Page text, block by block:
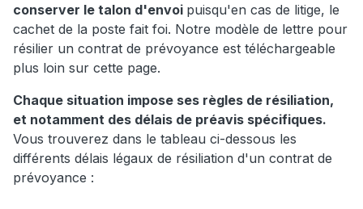
conserver le talon d'envoi puisqu'en cas de litige, le
cachet de la poste fait foi. Notre modèle de lettre pour
résilier un contrat de prévoyance est téléchargeable
plus loin sur cette page.
Chaque situation impose ses règles de résiliation,
et notamment des délais de préavis spécifiques.
Vous trouverez dans le tableau ci-dessous les
différents délais légaux de résiliation d'un contrat de
prévoyance :